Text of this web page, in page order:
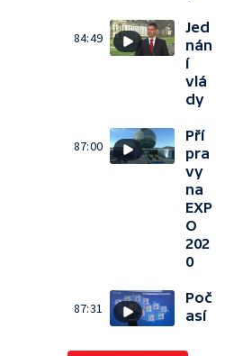
84:49
Jed
nán
í
vlá
dy
87:00
Pří
pra
vy
na
EXP
O
202
0
87:31
Poč
así